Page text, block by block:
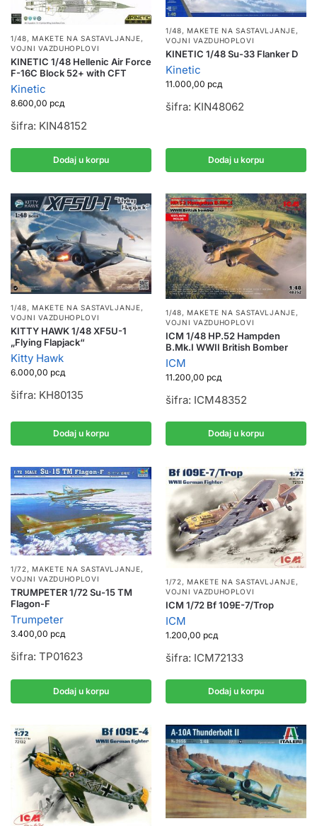
1/48, MAKETE NA SASTAVLJANJE,
VOJNI VAZDUHOPLOVI
KINETIC 1/48 Hellenic Air Force
F-16C Block 52+ with CFT
Kinetic
8.600,00 рсд
šifra: KIN48152
Dodaj u korpu
1/48,MAKETE NA SASTAVLJANJE,
VOJNI VAZDUHOPLOVI
KINETIC 1/48 Su-33 Flanker D
Kinetic
11.000,00 рсд
šifra: KIN48062
Dodaj u korpu
1/48, MAKETE NA SASTAVLJANJE,
VOJNI VAZDUHOPLOVI
KITTY HAWK 1/48 XF5U-1
„Flying Flapjack“
Kitty Hawk
6.000,00 рсд
šifra: KH80135
Dodaj u korpu
1/48,MAKETE NA SASTAVLJANJE,
VOJNI VAZDUHOPLOVI
ICM 1/48 HP.52 Hampden
B.Mk.I WWII British Bomber
ICM
11.200,00 рсд
šifra: ICM48352
Dodaj u korpu
1/72,MAKETE NA SASTAVLJANJE,
VOJNI VAZDUHOPLOVI
TRUMPETER 1/72 Su-15 TM
Flagon-F
Trumpeter
3.400,00 рсд
šifra: TP01623
Dodaj u korpu
1/72,MAKETE NA SASTAVLJANJE,
VOJNI VAZDUHOPLOVI
ICM 1/72 Bf 109E-7/Trop
ICM
1.200,00 рсд
šifra: ICM72133
Dodaj u korpu